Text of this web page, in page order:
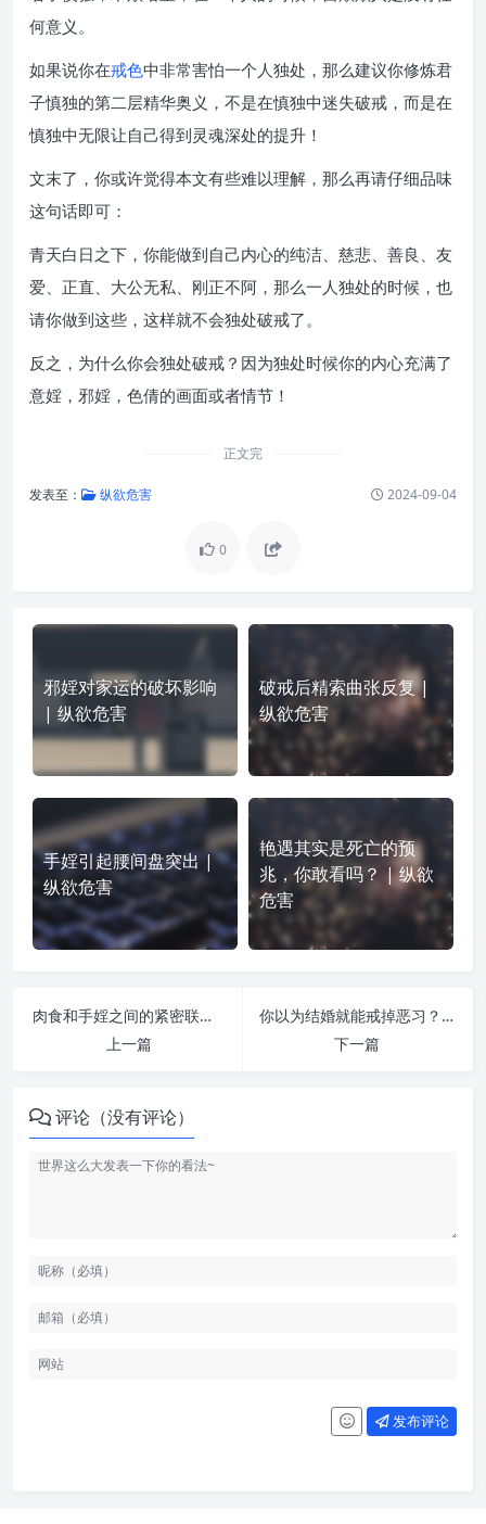
何意义。
如果说你在戒色中非常害怕一个人独处，那么建议你修炼君
子慎独的第二层精华奥义，不是在慎独中迷失破戒，而是在
慎独中无限让自己得到灵魂深处的提升！
文末了，你或许觉得本文有些难以理解，那么再请仔细品味
这句话即可：
青天白日之下，你能做到自己内心的纯洁、慈悲、善良、友
爱、正直、大公无私、刚正不阿，那么一人独处的时候，也
请你做到这些，这样就不会独处破戒了。
反之，为什么你会独处破戒？因为独处时候你的内心充满了
意婬，邪婬，色倩的画面或者情节！
正文完
发表至： 纵欲危害 2024-09-04
0
邪婬对家运的破坏影响
| 纵欲危害
破戒后精索曲张反复 |
纵欲危害
手婬引起腰间盘突出 |
纵欲危害
艳遇其实是死亡的预
兆，你敢看吗？ | 纵欲
危害
肉食和手婬之间的紧密联系 | 纵欲危害
上一篇
你以为结婚就能戒掉恶习？只能说还是太年轻 | 纵欲危害
下一篇
评论（没有评论）
发布评论